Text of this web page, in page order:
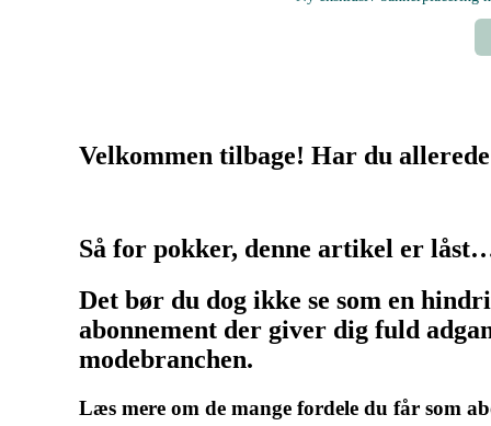
Velkommen tilbage! Har du
Så for pokker, denne artikel er
Det bør du dog ikke se som en
abonnement der giver dig fuld
modebranchen.
Læs mere om de mange fordele du får som